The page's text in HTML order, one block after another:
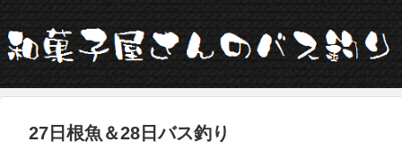
27日根魚＆28日バス釣り